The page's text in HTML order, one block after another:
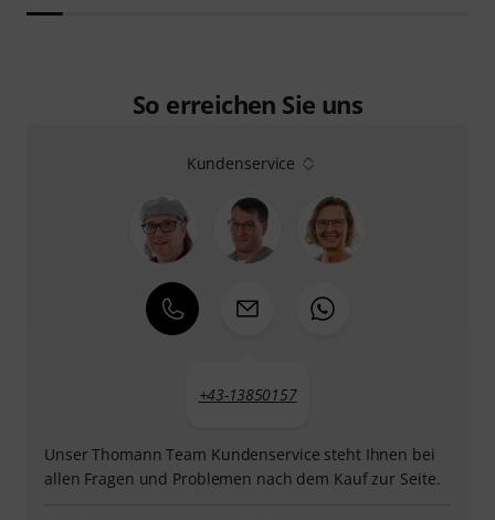
So erreichen Sie uns
Kundenservice
+43-13850157
Unser Thomann Team Kundenservice steht Ihnen bei
allen Fragen und Problemen nach dem Kauf zur Seite.